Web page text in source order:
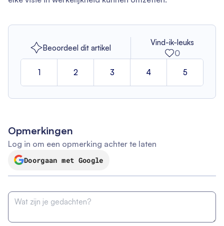
Beoordeel dit artikel
Vind-ik-leuks
0
1 2 3 4 5
Opmerkingen
Log in om een opmerking achter te laten
Doorgaan met Google